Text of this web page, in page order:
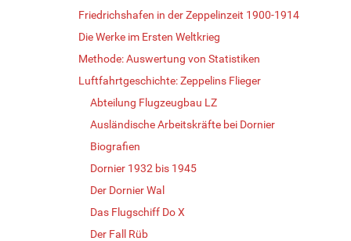
Friedrichshafen in der Zeppelinzeit 1900-1914
Die Werke im Ersten Weltkrieg
Methode: Auswertung von Statistiken
Luftfahrtgeschichte: Zeppelins Flieger
Abteilung Flugzeugbau LZ
Ausländische Arbeitskräfte bei Dornier
Biografien
Dornier 1932 bis 1945
Der Dornier Wal
Das Flugschiff Do X
Der Fall Rüb